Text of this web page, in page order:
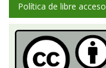
Política de libre acceso